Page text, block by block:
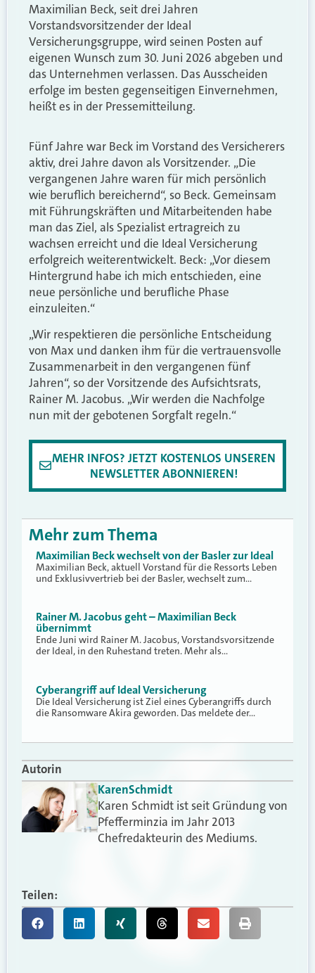
Maximilian Beck, seit drei Jahren
Vorstandsvorsitzender der Ideal
Versicherungsgruppe, wird seinen Posten auf
eigenen Wunsch zum 30. Juni 2026 abgeben und
das Unternehmen verlassen. Das Ausscheiden
erfolge im besten gegenseitigen Einvernehmen,
heißt es in der Pressemitteilung.
Fünf Jahre war Beck im Vorstand des Versicherers
aktiv, drei Jahre davon als Vorsitzender. „Die
vergangenen Jahre waren für mich persönlich
wie beruflich bereichernd“, so Beck. Gemeinsam
mit Führungskräften und Mitarbeitenden habe
man das Ziel, als Spezialist ertragreich zu
wachsen erreicht und die Ideal Versicherung
erfolgreich weiterentwickelt. Beck: „Vor diesem
Hintergrund habe ich mich entschieden, eine
neue persönliche und berufliche Phase
einzuleiten.“
„Wir respektieren die persönliche Entscheidung
von Max und danken ihm für die vertrauensvolle
Zusammenarbeit in den vergangenen fünf
Jahren“, so der Vorsitzende des Aufsichtsrats,
Rainer M. Jacobus. „Wir werden die Nachfolge
nun mit der gebotenen Sorgfalt regeln.“
MEHR INFOS? JETZT KOSTENLOS UNSEREN
NEWSLETTER ABONNIEREN!
Mehr zum Thema
Maximilian Beck wechselt von der Basler zur Ideal
Maximilian Beck, aktuell Vorstand für die Ressorts Leben
und Exklusivvertrieb bei der Basler, wechselt zum…
Rainer M. Jacobus geht – Maximilian Beck
übernimmt
Ende Juni wird Rainer M. Jacobus, Vorstandsvorsitzende
der Ideal, in den Ruhestand treten. Mehr als…
Cyberangriff auf Ideal Versicherung
Die Ideal Versicherung ist Ziel eines Cyberangriffs durch
die Ransomware Akira geworden. Das meldete der…
Autorin
KarenSchmidt
Karen Schmidt ist seit Gründung von
Pfefferminzia im Jahr 2013
Chefredakteurin des Mediums.
Teilen: